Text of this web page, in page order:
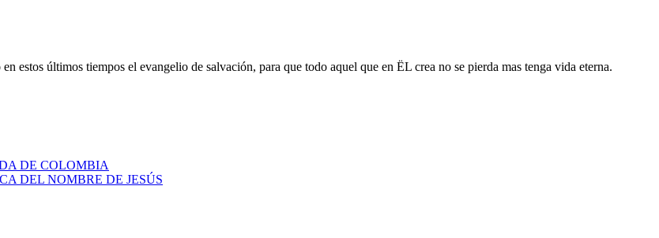
estos últimos tiempos el evangelio de salvación, para que todo aquel que en ËL crea no se pierda mas tenga vida eterna.
DE COLOMBIA
DEL NOMBRE DE JESÚS